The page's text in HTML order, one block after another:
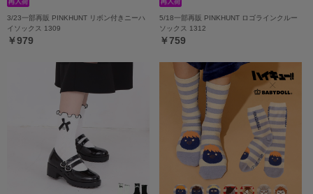
3/23一部再販 PINKHUNT リボン付きニーハ
イソックス 1309
￥979
5/18一部再販 PINKHUNT ロゴラインクルー
ソックス 1312
￥759